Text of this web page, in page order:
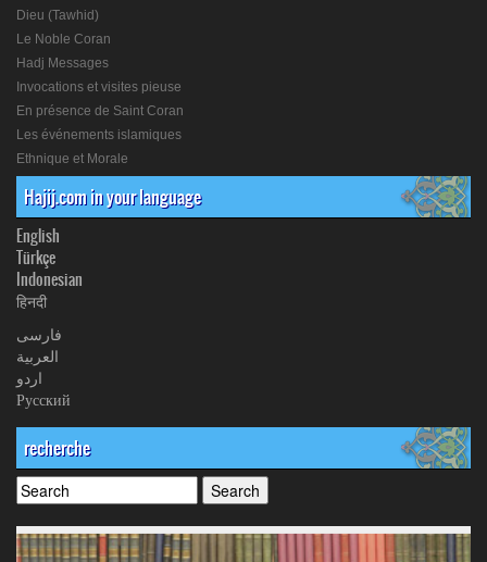
Dieu (Tawhid)
Le Noble Coran
Hadj Messages
Invocations et visites pieuse
En présence de Saint Coran
Les événements islamiques
Ethnique et Morale
Hajij.com in your language
English
Türkçe
Indonesian
हिनदी
فارسی
العربیة
اردو
Русский
recherche